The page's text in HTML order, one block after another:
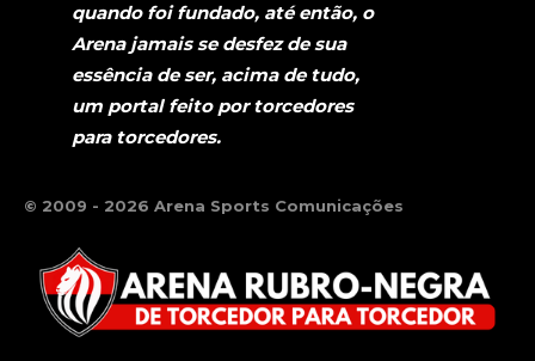
quando foi fundado, até então, o
Arena jamais se desfez de sua
essência de ser, acima de tudo,
um portal feito por torcedores
para torcedores.
© 2009 - 2026 Arena Sports Comunicações